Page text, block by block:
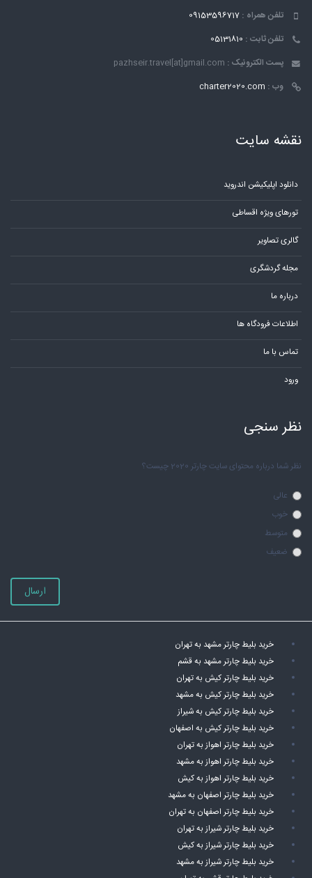
تلفن همراه : 09153596717
تلفن ثابت : 05131810
پست الکترونیک : pazhseir.travel[at]gmail.com
وب : charter2020.com
نقشه سایت
دانلود اپلیکیشن اندروید
تورهای ویژه اقساطی
گالری تصاویر
مجله گردشگری
درباره ما
اطلاعات فرودگاه ها
تماس با ما
ورود
نظر سنجی
نظر شما درباره محتوای سایت چارتر 2020 چیست؟
عالی
خوب
متوسط
ضعیف
ارسال
خرید بلیط چارتر مشهد به تهران
خرید بلیط چارتر مشهد به قشم
خرید بلیط چارتر کیش به تهران
خرید بلیط چارتر کیش به مشهد
خرید بلیط چارتر کیش به شیراز
خرید بلیط چارتر کیش به اصفهان
خرید بلیط چارتر اهواز به تهران
خرید بلیط چارتر اهواز به مشهد
خرید بلیط چارتر اهواز به کیش
خرید بلیط چارتر اصفهان به مشهد
خرید بلیط چارتر اصفهان به تهران
خرید بلیط چارتر شیراز به تهران
خرید بلیط چارتر شیراز به کیش
خرید بلیط چارتر شیراز به مشهد